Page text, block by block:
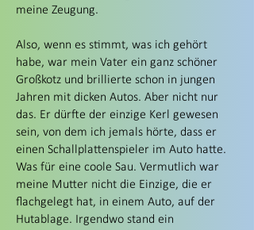
meine Zeugung.
Also, wenn es stimmt, was ich gehört
habe, war mein Vater ein ganz schöner
Großkotz und brillierte schon in jungen
Jahren mit dicken Autos. Aber nicht nur
das. Er dürfte der einzige Kerl gewesen
sein, von dem ich jemals hörte, dass er
einen Schallplattenspieler im Auto hatte.
Was für eine coole Sau. Vermutlich war
meine Mutter nicht die Einzige, die er
flachgelegt hat, in einem Auto, auf der
Hutablage. Irgendwo stand ein